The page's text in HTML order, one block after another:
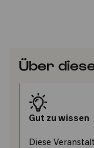
Über
Gut zu wissen
Diese